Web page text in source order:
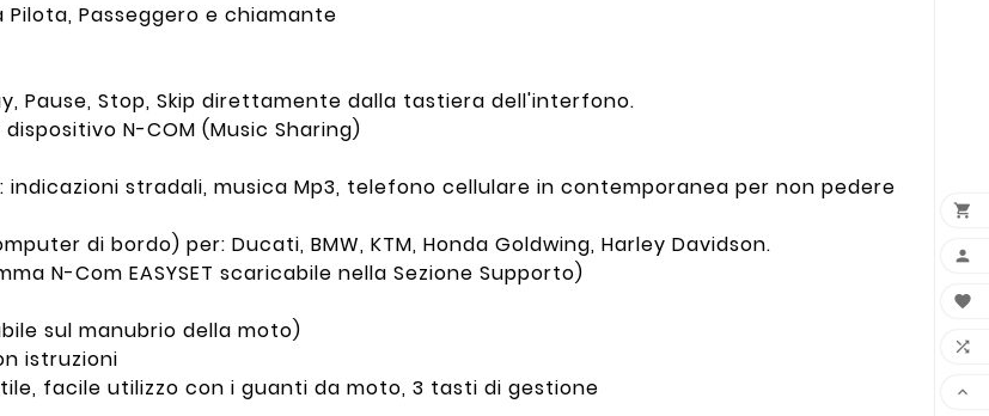
Passeggero e chiamante
Pause, Stop, Skip direttamente dalla tastiera dell'interfono.
N-COM (Music Sharing)
stradali, musica Mp3, telefono cellulare in contemporanea per non pedere
di bordo) per: Ducati, BMW, KTM, Honda Goldwing, Harley Davidson.
N-Com EASYSET scaricabile nella Sezione Supporto)
sul manubrio della moto)
istruzioni
facile utilizzo con i guanti da moto, 3 tasti di gestione




